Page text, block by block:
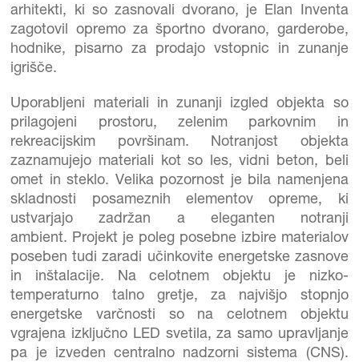
arhitekti, ki so zasnovali dvorano, je Elan Inventa
zagotovil opremo za športno dvorano, garderobe,
hodnike, pisarno za prodajo vstopnic in zunanje
igrišče.
Uporabljeni materiali in zunanji izgled objekta so
prilagojeni prostoru, zelenim parkovnim in
rekreacijskim površinam. Notranjost objekta
zaznamujejo materiali kot so les, vidni beton, beli
omet in steklo. Velika pozornost je bila namenjena
skladnosti posameznih elementov opreme, ki
ustvarjajo zadržan a eleganten notranji
ambient. Projekt je poleg posebne izbire materialov
poseben tudi zaradi učinkovite energetske zasnove
in inštalacije. Na celotnem objektu je nizko-
temperaturno talno gretje, za najvišjo stopnjo
energetske varčnosti so na celotnem objektu
vgrajena izključno LED svetila, za samo upravljanje
pa je izveden centralno nadzorni sistema (CNS).